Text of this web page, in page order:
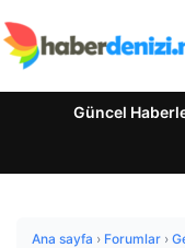
Güncel
Ana sayfa › Forumlar ›